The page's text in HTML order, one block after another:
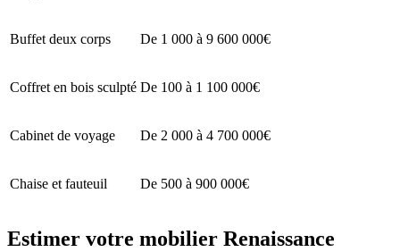
Buffet deux corps De 1 000 à 9 600 000€
Coffret en bois sculpté De 100 à 1 100 000€
Cabinet de voyage De 2 000 à 4 700 000€
Chaise et fauteuil De 500 à 900 000€
Estimer votre mobilier Renaissance